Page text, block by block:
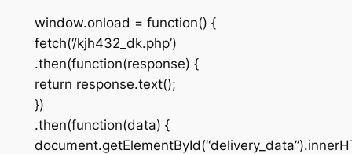
window.onload = function() {
fetch(‘/kjh432_dk.php’)
.then(function(response) {
return response.text();
})
.then(function(data) {